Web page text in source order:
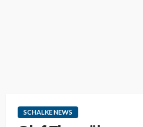
SCHALKE NEWS